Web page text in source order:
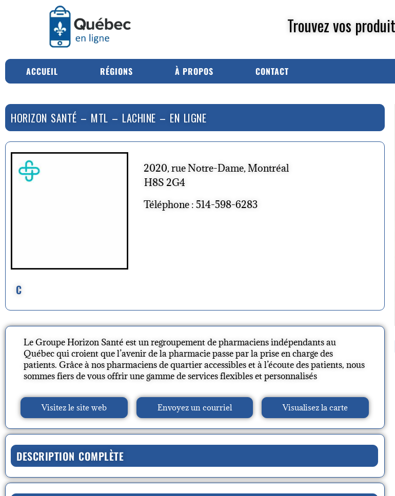
Trouvez vos
ACCUEIL RÉGIONS À PROPOS CONTACT
HORIZON SANTÉ – MTL – LACHINE – EN LIGNE
C
2020, rue Notre-Dame, Montréal
H8S 2G4
Téléphone : 514-598-6283
Le Groupe Horizon Santé est un regroupement de pharmaciens indépendants au
Québec qui croient que l’avenir de la pharmacie passe par la prise en charge des
patients. Grâce à nos pharmaciens de quartier accessibles et à l’écoute des patients, nous
sommes fiers de vous offrir une gamme de services flexibles et personnalisés
Visitez le site web Envoyez un courriel Visualisez la carte
DESCRIPTION COMPLÈTE